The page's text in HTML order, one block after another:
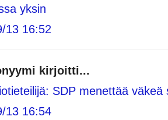
yksin
13 16:52
kirjoitti...
SDP menettää väkeä
13 16:54